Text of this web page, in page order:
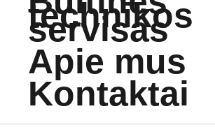
technikos
servisas
Apie mus
Kontaktai